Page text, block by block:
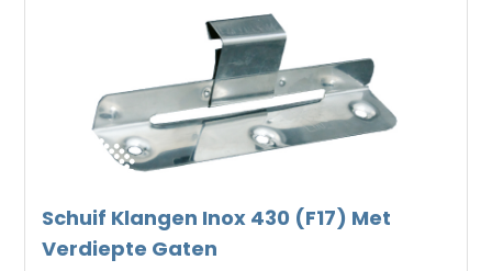
Schuif Klangen Inox 430 (F17) Met
Verdiepte Gaten